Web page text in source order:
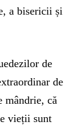
a bisericii și
de
de
mândrie, că
vieții sunt